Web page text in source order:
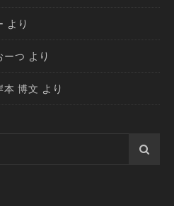
より
ーつ より
本 博文 より